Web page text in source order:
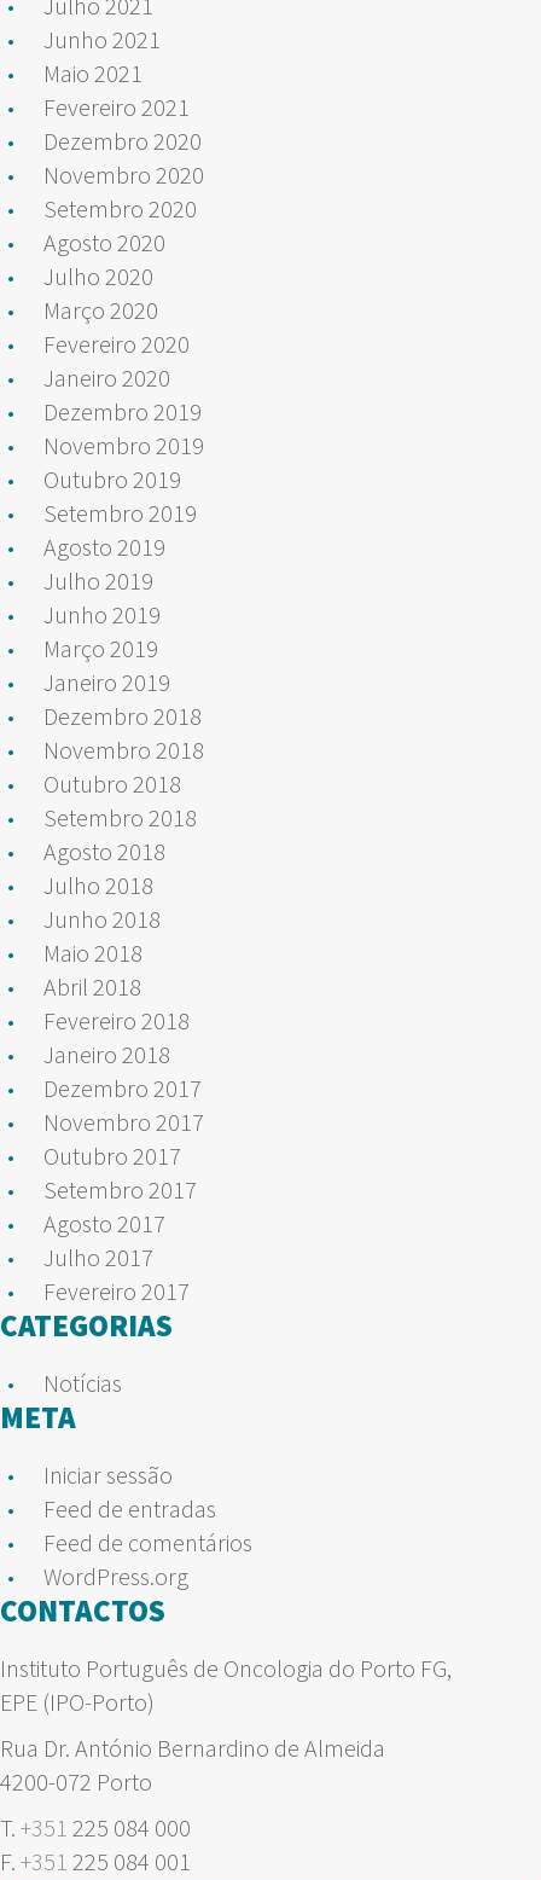
Junho 2021
Maio 2021
Fevereiro 2021
Dezembro 2020
Novembro 2020
Setembro 2020
Agosto 2020
Julho 2020
Março 2020
Fevereiro 2020
Janeiro 2020
Dezembro 2019
Novembro 2019
Outubro 2019
Setembro 2019
Agosto 2019
Julho 2019
Junho 2019
Março 2019
Janeiro 2019
Dezembro 2018
Novembro 2018
Outubro 2018
Setembro 2018
Agosto 2018
Julho 2018
Junho 2018
Maio 2018
Abril 2018
Fevereiro 2018
Janeiro 2018
Dezembro 2017
Novembro 2017
Outubro 2017
Setembro 2017
Agosto 2017
Julho 2017
Fevereiro 2017
CATEGORIAS
Notícias
META
Iniciar sessão
Feed de entradas
Feed de comentários
WordPress.org
CONTACTOS
Instituto Português de Oncologia do Porto FG,
EPE (IPO-Porto)
Rua Dr. António Bernardino de Almeida
4200-072 Porto
T. +351 225 084 000
F. +351 225 084 001